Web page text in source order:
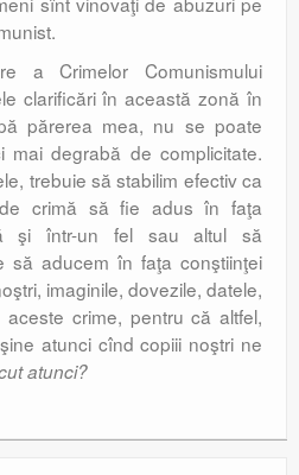
a Crimelor Comunismului
clarificări în această zonă în
părerea mea, nu se poate
mai degrabă de complicitate.
trebuie să stabilim efectiv ca
crimă să fie adus în faţa
şi într-un fel sau altul să
să aducem în faţa conştiinţei
imaginile, dovezile, datele,
crime, pentru că altfel,
atunci cînd copiii noştri ne
atunci?